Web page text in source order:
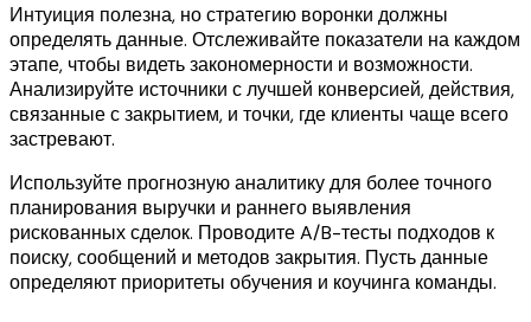
Интуиция полезна, но стратегию воронки должны
определять данные. Отслеживайте показатели на каждом
этапе, чтобы видеть закономерности и возможности.
Анализируйте источники с лучшей конверсией, действия,
связанные с закрытием, и точки, где клиенты чаще всего
застревают.
Используйте прогнозную аналитику для более точного
планирования выручки и раннего выявления
рискованных сделок. Проводите A/B-тесты подходов к
поиску, сообщений и методов закрытия. Пусть данные
определяют приоритеты обучения и коучинга команды.